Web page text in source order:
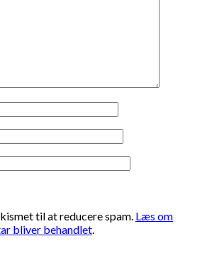
til at reducere spam. Læs om
bliver behandlet.